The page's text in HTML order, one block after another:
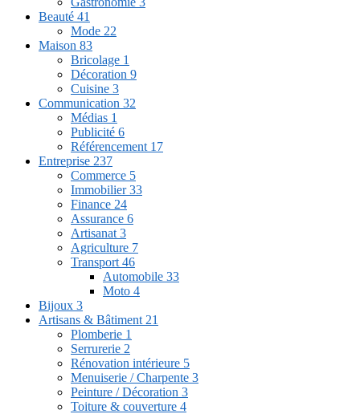
Beauté 41
Mode 22
Maison 83
Bricolage 1
Décoration 9
Cuisine 3
Communication 32
Médias 1
Publicité 6
Référencement 17
Entreprise 237
Commerce 5
Immobilier33
Finance 24
Assurance 6
Artisanat 3
Agriculture 7
Transport 46
Automobile 33
Moto 4
Bijoux 3
Artisans & Bâtiment 21
Plomberie 1
Serrurerie 2
Rénovation intérieure 5
Menuiserie / Charpente 3
Peinture / Décoration 3
Toiture & couverture 4